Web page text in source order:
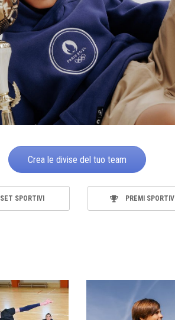
Crea le divise del tuo team
SET SPORTIVI PREMI SPORTIVI